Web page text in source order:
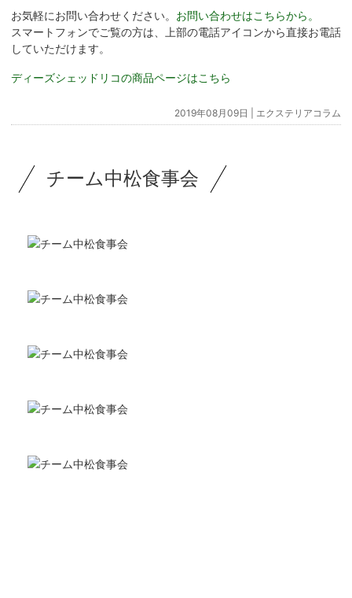
お気軽にお問い合わせください。 お問い合わせはこちらから。
スマートフォンでご覧の方は、上部の電話アイコンから直接お電話
していただけます。
ディーズシェッドリコの商品ページはこちら
2019年08月09日 | エクステリアコラム
チーム中松食事会